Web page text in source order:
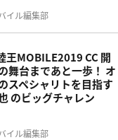
イル編集部
王MOBILE2019 CC 開
舞台まであと一歩！ オ
スペシャリトを目指す
のビッグチャレン
イル編集部